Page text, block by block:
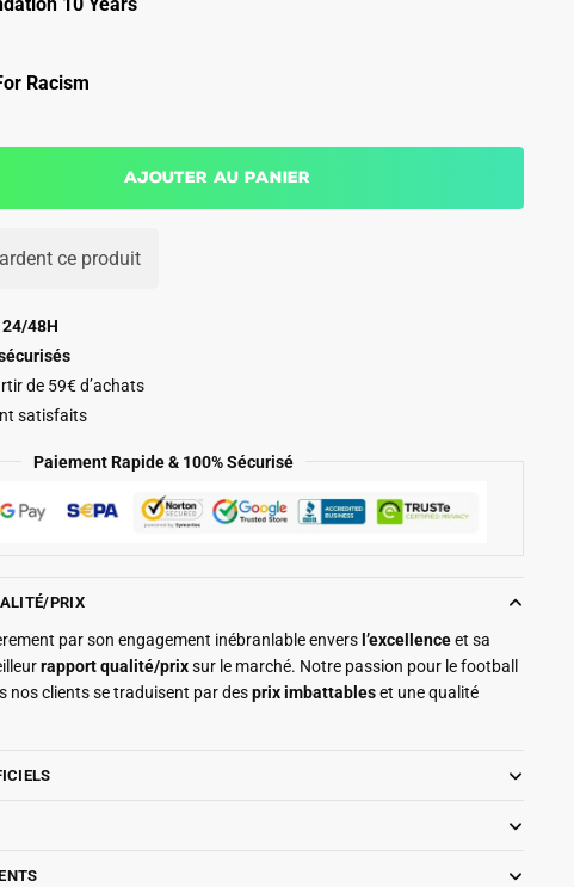
Racism
Ajouter au panier
ce produit
24/48H
de 59€ d’achats
satisfaits
Paiement Rapide & 100% Sécurisé
PRIX
par son engagement inébranlable envers l’excellenceet sa
rapport qualité/prixsur le marché. Notre passion pour le football
nos clients se traduisent par desprix imbattableset une qualité